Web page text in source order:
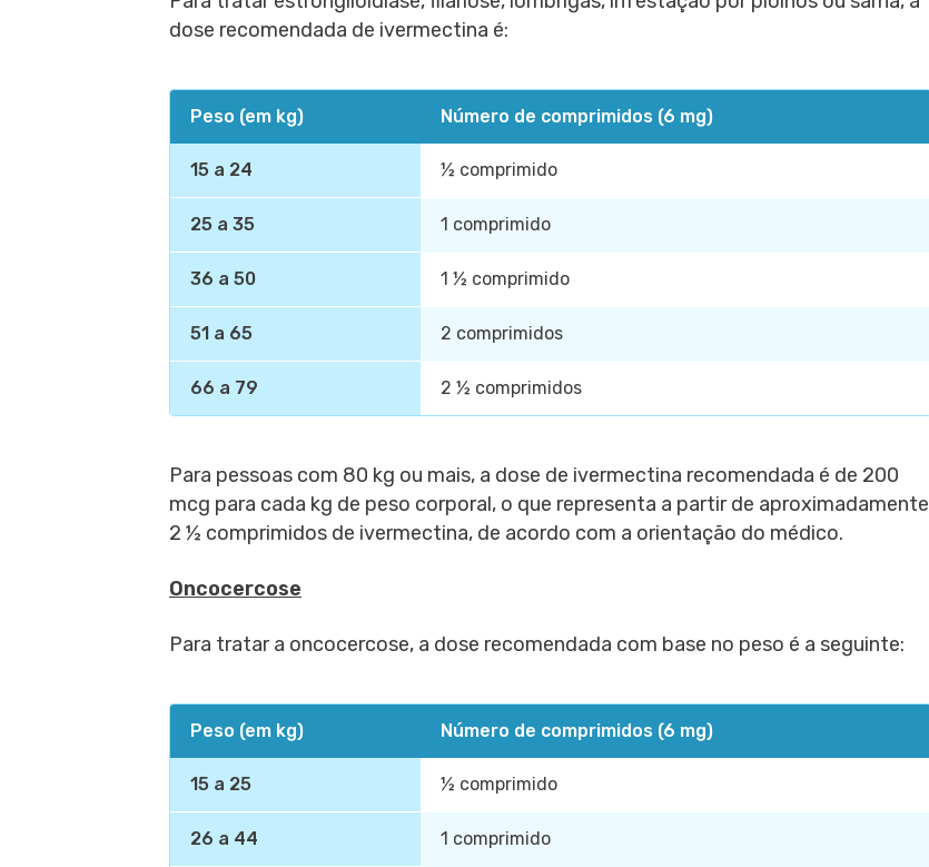
dose recomendada de ivermectina é:
Peso (em kg) Número de comprimidos (6 mg)
15 a 24 ½ comprimido
25 a 35 1 comprimido
36 a 50 1 ½ comprimido
51 a 65 2 comprimidos
66 a 79 2 ½ comprimidos
Para pessoas com 80 kg ou mais, a dose de ivermectina recomendada é de 200
mcg para cada kg de peso corporal, o que representa a partir de aproximadamente
2 ½ comprimidos de ivermectina, de acordo com a orientação do médico.
Oncocercose
Para tratar a oncocercose, a dose recomendada com base no peso é a seguinte:
Peso (em kg) Número de comprimidos (6 mg)
15 a 25 ½ comprimido
26 a 44 1 comprimido